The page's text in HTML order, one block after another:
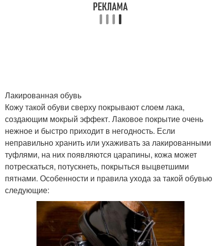
Лакированная обувь
Кожу такой обуви сверху покрывают слоем лака,
создающим мокрый эффект. Лаковое покрытие очень
нежное и быстро приходит в негодность. Если
неправильно хранить или ухаживать за лакированными
туфлями, на них появляются царапины, кожа может
потрескаться, потускнеть, покрыться выцветшими
пятнами. Особенности и правила ухода за такой обувью
следующие: